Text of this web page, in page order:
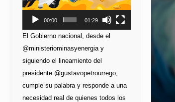
00:00 01:29
El Gobierno nacional, desde el
@ministeriominasyenergia y
siguiendo el lineamiento del
presidente @gustavopetrourrego,
cumple su palabra y responde a una
necesidad real de quienes todos los